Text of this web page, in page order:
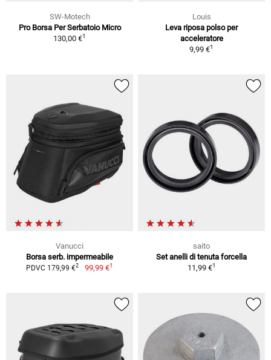
SW-Motech
Pro Borsa Per Serbatoio Micro
130,00 €1
Louis
Leva riposa polso per
acceleratore
9,99 €1
Vanucci
Borsa serb. impermeabile
PDVC 179,99 €2 99,99 €1
saito
Set anelli di tenuta forcella
11,99 €1